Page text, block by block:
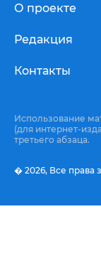
О проекте
Редакция
Контакты
Использование
(для интернет-
третьего абзаца.
� 2026, Все права